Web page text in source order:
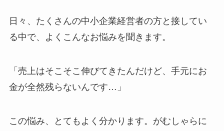
日々、たくさんの中小企業経営者の方と接してい
る中で、よくこんなお悩みを聞きます。
「売上はそこそこ伸びてきたんだけど、手元にお
金が全然残らないんです…」
この悩み、とてもよく分かります。がむしゃらに